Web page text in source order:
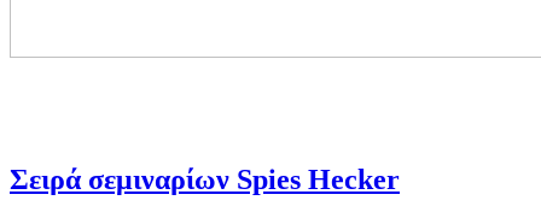
Σειρά σεμιναρίων Spies Hecker